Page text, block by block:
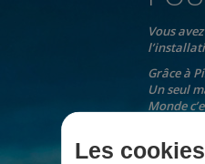
Vous
Grâce à
Un seul
Monde
Les